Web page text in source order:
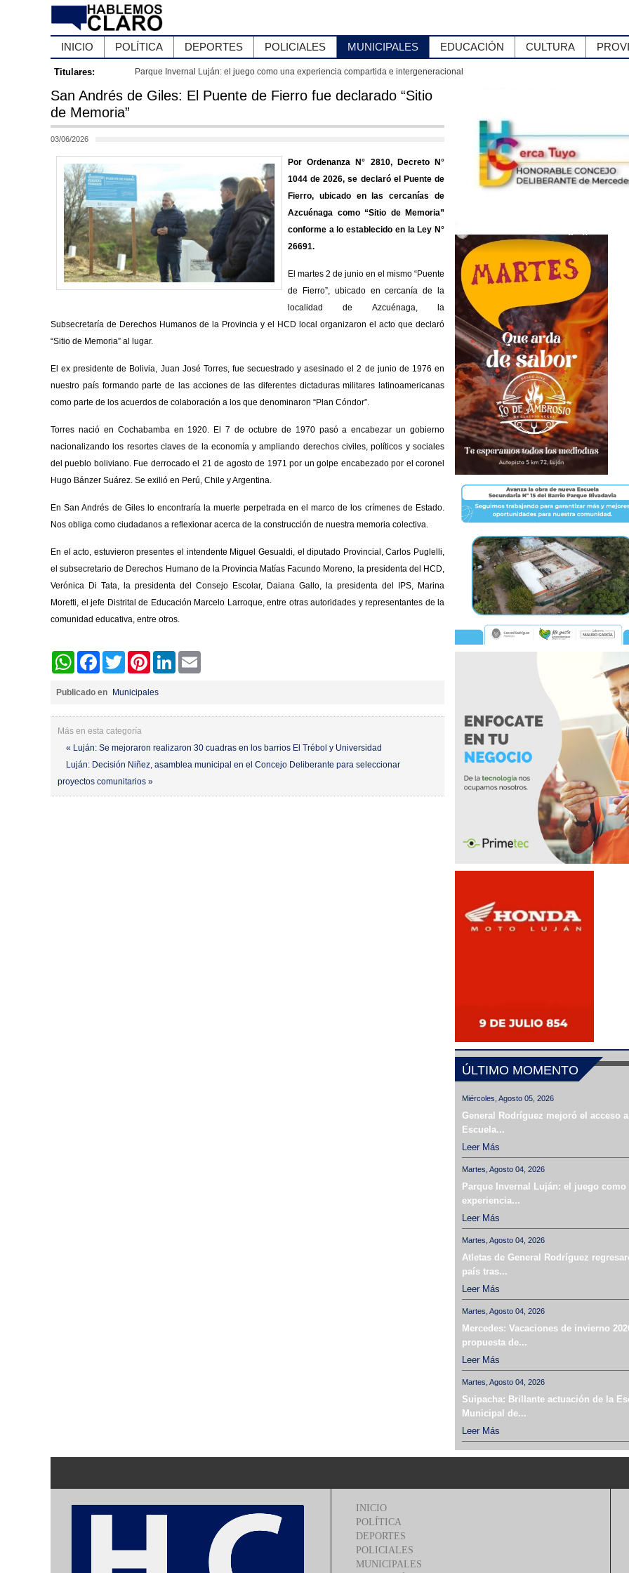
INICIO POLÍTICA DEPORTES POLICIALES MUNICIPALES EDUCACIÓN CULTURA
Titulares:
Parque Invernal Luján: el juego como una experiencia compartida e intergeneracional
San Andrés de Giles: El Puente de Fierro fue declarado “Sitio
de Memoria”
03/06/2026
Por Ordenanza N° 2810, Decreto N°
1044 de 2026, se declaró el Puente de
Fierro, ubicado en las cercanías de
Azcuénaga como “Sitio de Memoria”
conforme a lo establecido en la Ley N°
26691.
El martes 2 de junio en el mismo “Puente
de Fierro”, ubicado en cercanía de la
localidad de Azcuénaga, la
Subsecretaría de Derechos Humanos de la Provincia y el HCD local organizaron el acto que declaró
“Sitio de Memoria” al lugar.
El ex presidente de Bolivia, Juan José Torres, fue secuestrado y asesinado el 2 de junio de 1976 en
nuestro país formando parte de las acciones de las diferentes dictaduras militares latinoamericanas
como parte de los acuerdos de colaboración a los que denominaron “Plan Cóndor”.
Torres nació en Cochabamba en 1920. El 7 de octubre de 1970 pasó a encabezar un gobierno
nacionalizando los resortes claves de la economía y ampliando derechos civiles, políticos y sociales
del pueblo boliviano. Fue derrocado el 21 de agosto de 1971 por un golpe encabezado por el coronel
Hugo Bánzer Suárez. Se exilió en Perú, Chile y Argentina.
En San Andrés de Giles lo encontraría la muerte perpetrada en el marco de los crímenes de Estado.
Nos obliga como ciudadanos a reflexionar acerca de la construcción de nuestra memoria colectiva.
En el acto, estuvieron presentes el intendente Miguel Gesualdi, el diputado Provincial, Carlos Puglelli,
el subsecretario de Derechos Humano de la Provincia Matías Facundo Moreno, la presidenta del HCD,
Verónica Di Tata, la presidenta del Consejo Escolar, Daiana Gallo, la presidenta del IPS, Marina
Moretti, el jefe Distrital de Educación Marcelo Larroque, entre otras autoridades y representantes de la
comunidad educativa, entre otros.
WhatsAppFacebookTwitter PinterestLinkedIn
Publicado en Municipales
Más en esta categoría
« Luján: Se mejoraron realizaron 30 cuadras en los barrios El Trébol y Universidad
Luján: Decisión Niñez, asamblea municipal en el Concejo Deliberante para seleccionar
proyectos comunitarios »
ÚLTIMO MOMENTO
Miércoles, Agosto 05, 2026
General Rodríguez mejoró el acceso
Escuela...
Leer Más
Martes, Agosto 04, 2026
Parque Invernal Luján: el juego como
experiencia...
Leer Más
Martes, Agosto 04, 2026
Atletas de General Rodríguez
país tras...
Leer Más
Martes, Agosto 04, 2026
Mercedes: Vacaciones de invierno
propuesta de...
Leer Más
Martes, Agosto 04, 2026
Suipacha: Brillante actuación de la
Municipal de...
Leer Más
INICIO
POLÍTICA
DEPORTES
POLICIALES
MUNICIPALES